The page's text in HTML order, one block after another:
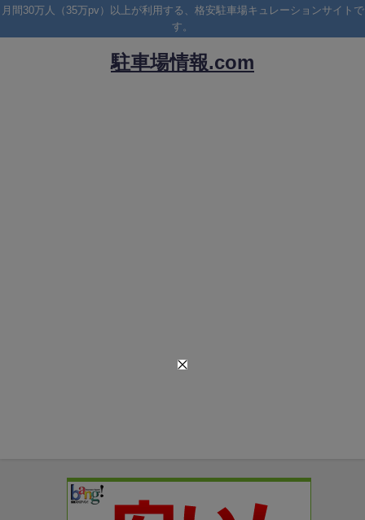
月間30万人（35万pv）以上が利用する、格安駐車場キュレーションサイトで
す。
駐車場情報.com